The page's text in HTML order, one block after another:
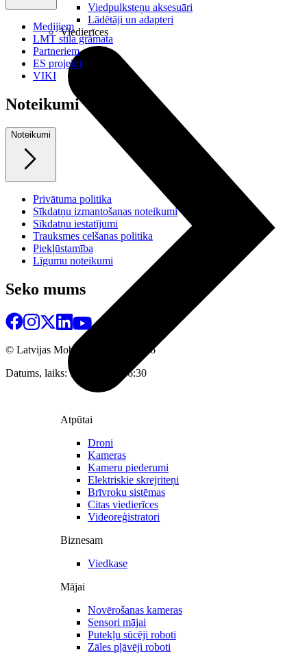
Viedpulksteņu aksesuāri
Lādētāji un adapteri
Viedierīces
Atpūtai
Droni
Kameras
Kameru piederumi
Elektriskie skrejriteņi
Brīvroku sistēmas
Citas viedierīces
Videoreģistratori
Biznesam
Viedkase
Mājai
Novērošanas kameras
Sensori mājai
Putekļu sūcēji roboti
Zāles pļāvēji roboti
Medijiem
LMT stila grāmata
Partneriem
ES projekti
VIKI
Noteikumi
Noteikumi
Privātuma politika
Sīkdatņu izmantošanas noteikumi
Sīkdatņu iestatījumi
Trauksmes celšanas politika
Piekļūstamība
Līgumu noteikumi
Seko mums
© Latvijas Mobilais Telefons
2026
Datums, laiks: 10.08.2026 06:30